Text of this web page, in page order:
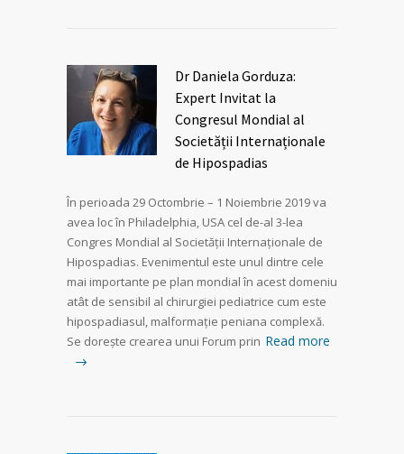
Dr Daniela Gorduza:
Expert Invitat la
Congresul Mondial al
Societății Internaționale
de Hipospadias
În perioada 29 Octombrie – 1 Noiembrie 2019 va
avea loc în Philadelphia, USA cel de-al 3-lea
Congres Mondial al Societății Internaționale de
Hipospadias. Evenimentul este unul dintre cele
mai importante pe plan mondial în acest domeniu
atât de sensibil al chirurgiei pediatrice cum este
hipospadiasul, malformație peniana complexă.
Se dorește crearea unui Forum prin Read more